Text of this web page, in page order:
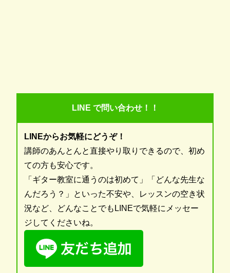
LINE で問い合わせ！！
LINEからお気軽にどうぞ！
講師のあんとんと直接やり取りできるので、初め
ての方も安心です。
「ギター教室に通うのは初めて」「どんな先生な
んだろう？」といった不安や、レッスンの空き状
況など、どんなことでもLINEで気軽にメッセー
ジしてくださいね。